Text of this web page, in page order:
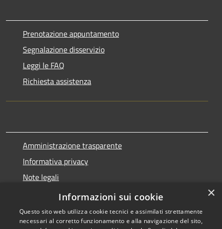
Prenotazione appuntamento
Segnalazione disservizio
Leggi le FAQ
Richiesta assistenza
Amministrazione trasparente
Informativa privacy
Note legali
Dichiarazione di accessibilità
×
Informazioni sui cookie
Questo sito web utilizza cookie tecnici e assimilati strettamente
necessari al corretto funzionamento e alla navigazione del sito,